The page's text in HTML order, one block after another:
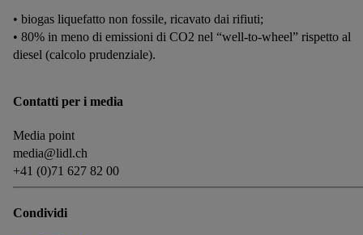
• biogas liquefatto non fossile, ricavato dai rifiuti;
• 80% in meno di emissioni di CO2 nel “well-to-wheel” rispetto al
diesel (calcolo prudenziale).
Contatti per i media
Media point
media@lidl.ch
+41 (0)71 627 82 00
Condividi